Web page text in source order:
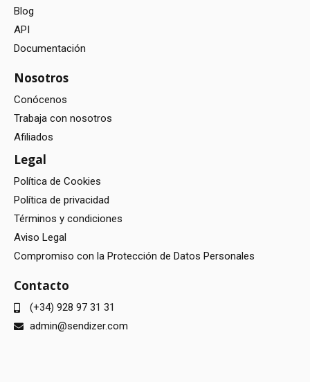
Blog
API
Documentación
Nosotros
Conócenos
Trabaja con nosotros
Afiliados
Legal
Política de Cookies
Política de privacidad
Términos y condiciones
Aviso Legal
Compromiso con la Protección de Datos Personales
Contacto
(+34) 928 97 31 31
admin@sendizer.com